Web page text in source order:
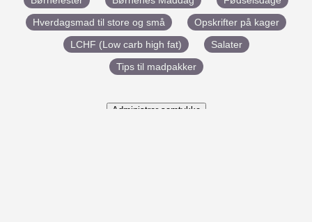
Hverdagsmad til store og små
Opskrifter på kager
LCHF (Low carb high fat)
Salater
Tips til madpakker
Administrer samtykke